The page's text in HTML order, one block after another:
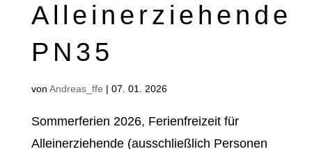
Alleinerziehende
PN35
von Andreas_ffe | 07. 01. 2026
Sommerferien 2026, Ferienfreizeit für
Alleinerziehende (ausschließlich Personen